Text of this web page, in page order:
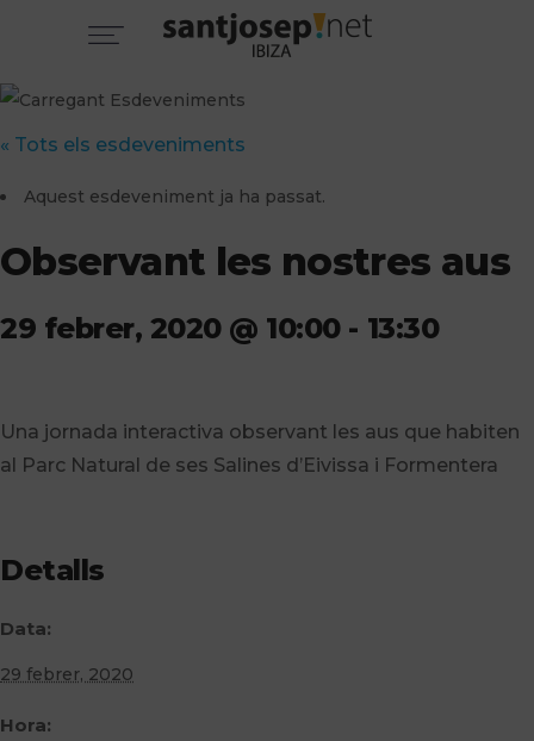
« Tots els esdeveniments
Aquest esdeveniment ja ha passat.
Observant les nostres aus
29 febrer, 2020 @ 10:00- 13:30
Una jornada interactiva observant les aus que habiten
al Parc Natural de ses Salines d’Eivissa i Formentera
Detalls
Data:
29 febrer, 2020
Hora: